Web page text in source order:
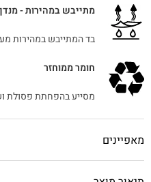
מתייבש במהירות -
בד המתייבש במהירות
חומר ממוחזר
מסייע בהפחתת פסולת
מאפיינים